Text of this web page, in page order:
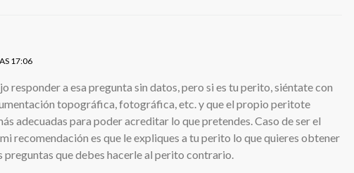
17:06
responder a esa pregunta sin datos, pero si es tu perito, siéntate con
topográfica, fotográfica, etc. y que el propio peritote
adecuadas para poder acreditar lo que pretendes. Caso de ser el
recomendación es que le expliques a tu perito lo que quieres obtener
preguntas que debes hacerle al perito contrario.